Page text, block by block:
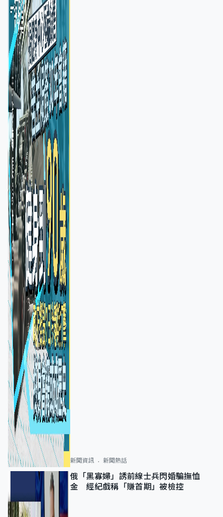
新聞資訊 新聞熱話
俄「黑寡婦」誘前線士兵閃婚騙撫恤
金 經紀戲稱「賺首期」被檢控